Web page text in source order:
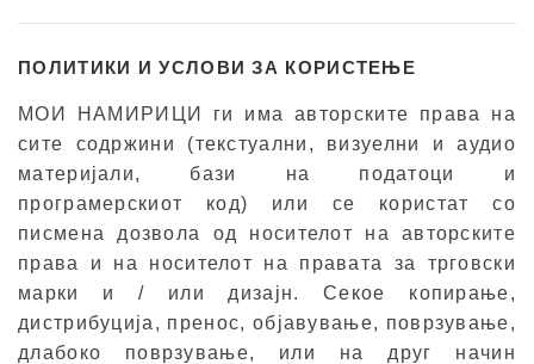
ПОЛИТИКИ И УСЛОВИ ЗА КОРИСТЕЊЕ
МОИ НАМИРИЦИ ги има авторските права на
сите содржини (текстуални, визуелни и аудио
материјали, бази на податоци и
програмерскиот код) или се користат со
писмена дозвола од носителот на авторските
права и на носителот на правата за трговски
марки и / или дизајн. Секое копирање,
дистрибуција, пренос, објавување, поврзување,
длабоко поврзување, или на друг начин